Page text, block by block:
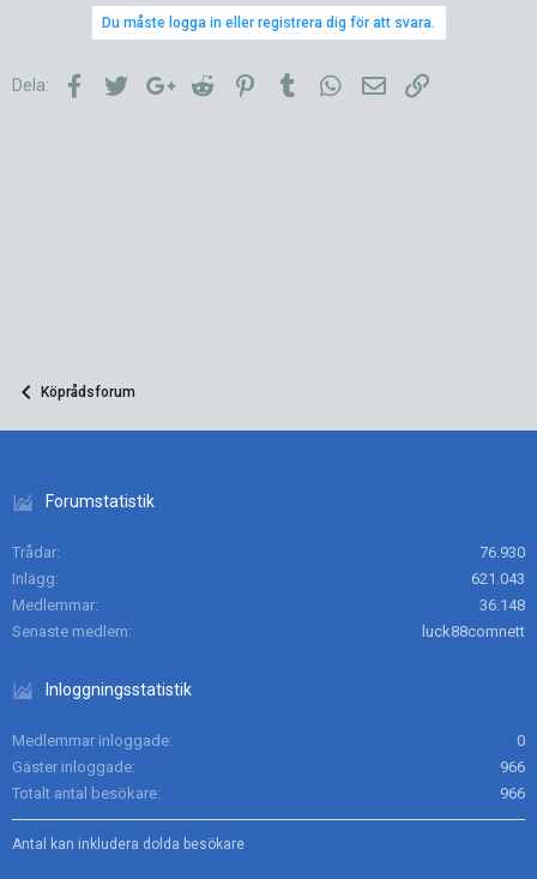
n
Du måste logga in eller registrera dig för att svara.
Dela: FacebookTwitterGoogle+
Reddit PinterestTumblr WhatsApp
E-postLänk
Köprådsforum
Forumstatistik
Trådar
76.930
Inlägg
621.043
Medlemmar
36.148
Senaste medlem
luck88comnett
Inloggningsstatistik
Medlemmar inloggade
0
Gäster inloggade
966
Totalt antal besökare
966
Antal kan inkludera dolda besökare